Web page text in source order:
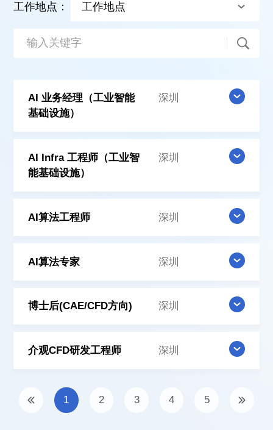
工作地点： 工作地点
AI 业务经理（工业智能
基础设施）
深圳
AI Infra 工程师（工业智
能基础设施）
深圳
AI算法工程师 深圳
AI算法专家 深圳
博士后(CAE/CFD方向) 深圳
介观CFD研发工程师 深圳
1 2 3 4 5